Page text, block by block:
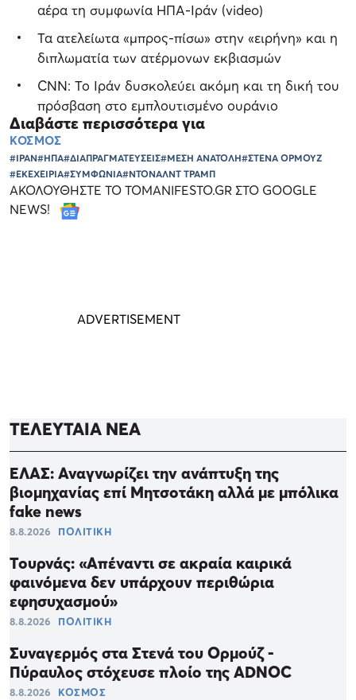
αέρα τη συμφωνία ΗΠΑ-Ιράν (video)
Τα ατελείωτα «μπρος-πίσω» στην «ειρήνη» και η
διπλωματία των ατέρμονων εκβιασμών
CNN: Το Ιράν δυσκολεύει ακόμη και τη δική του
πρόσβαση στο εμπλουτισμένο ουράνιο
Διαβάστε περισσότερα για
ΚΟΣΜΟΣ
#ΙΡΑΝ#ΗΠΑ#ΔΙΑΠΡΑΓΜΑΤΕΥΣΕΙΣ#ΜΕΣΗ ΑΝΑΤΟΛΗ#ΣΤΕΝΑ ΟΡΜΟΥΖ
#ΕΚΕΧΕΙΡΙΑ#ΣΥΜΦΩΝΙΑ#ΝΤΟΝΑΛΝΤ ΤΡΑΜΠ
ΑΚΟΛΟΥΘΗΣΤΕ ΤΟ TOMANIFESTO.GR ΣΤΟ GOOGLE
NEWS!
ΤΕΛΕΥΤΑΙΑ ΝΕΑ
ΕΛΑΣ: Αναγνωρίζει την ανάπτυξη της
βιομηχανίας επί Μητσοτάκη αλλά με μπόλικα
fake news
8.8.2026 ΠΟΛΙΤΙΚΗ
Τουρνάς: «Απέναντι σε ακραία καιρικά
φαινόμενα δεν υπάρχουν περιθώρια
εφησυχασμού»
8.8.2026 ΠΟΛΙΤΙΚΗ
Συναγερμός στα Στενά του Ορμούζ -
Πύραυλος στόχευσε πλοίο της ADNOC
8.8.2026 ΚΟΣΜΟΣ